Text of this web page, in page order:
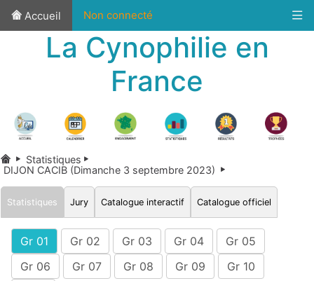
Accueil Non connecté
La Cynophilie en
France
Statistiques
DIJON CACIB (Dimanche 3 septembre 2023)
Statistiques Jury Catalogue interactif Catalogue officiel
Gr 01 Gr 02 Gr 03 Gr 04
Gr 05
Gr 06
Gr 07 Gr 08 Gr 09
Gr 10